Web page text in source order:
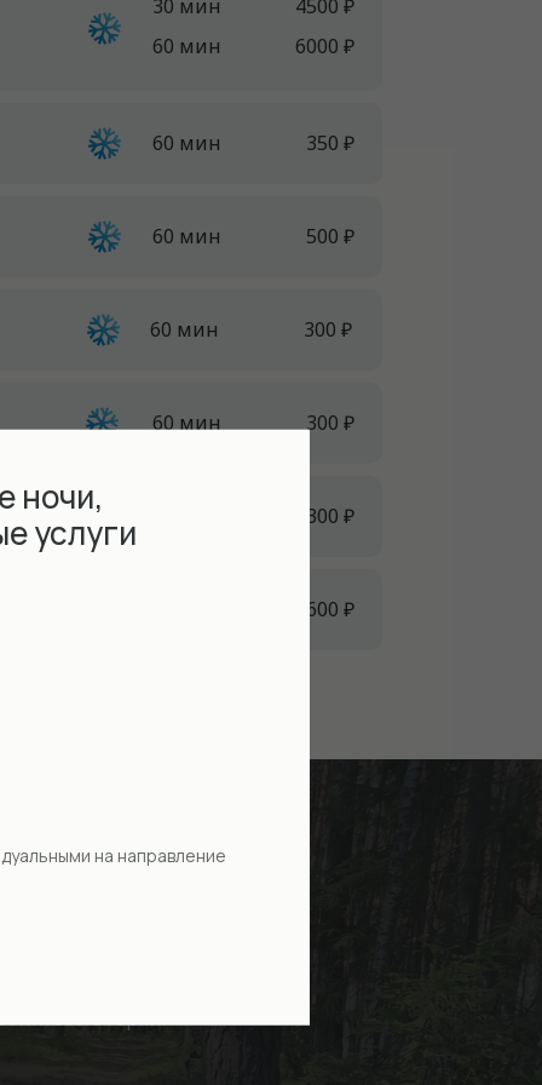
30 мин
4500 ₽
60 мин
6000 ₽
60 мин 350 ₽
60 мин 500 ₽
60 мин 300 ₽
60 мин 300 ₽
300 ₽
600 ₽
летние и зимние
на квадроциклах и
горки.
катание на квадроциклах и
ночи,
услуги
на направление